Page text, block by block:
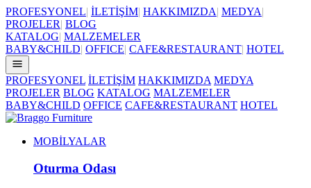
PROFESYONEL| İLETİŞİM| HAKKIMIZDA| MEDYA|
PROJELER| BLOG
KATALOG| MALZEMELER
BABY&CHILD| OFFICE| CAFE&RESTAURANT| HOTEL
PROFESYONEL İLETİŞİM HAKKIMIZDA MEDYA
PROJELER BLOG KATALOG MALZEMELER
BABY&CHILD OFFICE CAFE&RESTAURANT HOTEL
MOBİLYALAR
Oturma Odası